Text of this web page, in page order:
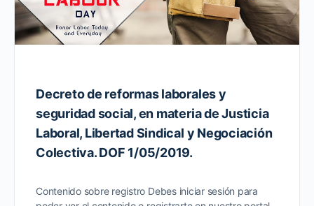
Decreto de reformas laborales y
seguridad social, en materia de Justicia
Laboral, Libertad Sindical y Negociación
Colectiva. DOF 1/05/2019.
Contenido sobre registro Debes iniciar sesión para